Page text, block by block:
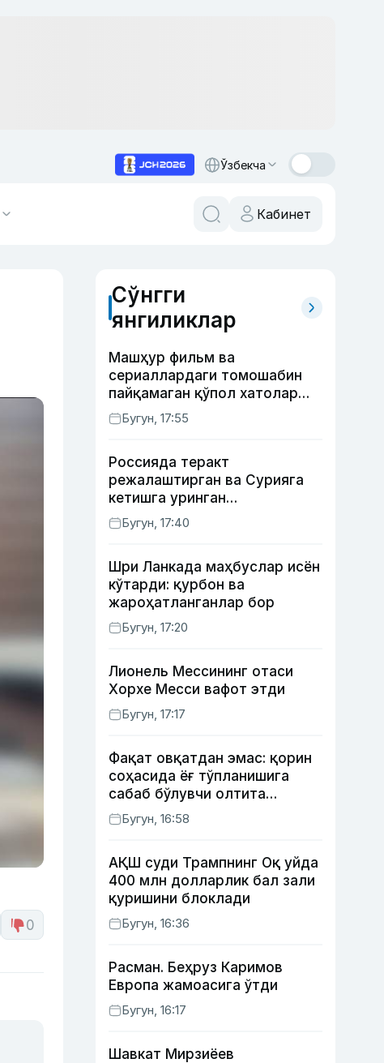
Ўзбекча
Кабинет
0
Сўнгги
янгиликлар
Машҳур фильм ва
сериаллардаги томошабин
пайқамаган қўпол хатолар
(фото)
Бугун, 17:55
Россияда теракт
режалаштирган ва Сурияга
кетишга уринган
сурхондарёлик 4 нафар йигит
қамалди
Бугун, 17:40
Шри Ланкада маҳбуслар исён
кўтарди: қурбон ва
жароҳатланганлар бор
Бугун, 17:20
Лионель Мессининг отаси
Хорхе Месси вафот этди
Бугун, 17:17
Фақат овқатдан эмас: қорин
соҳасида ёғ тўпланишига
сабаб бўлувчи олтита
зарарли одат
Бугун, 16:58
АҚШ суди Трампнинг Оқ уйда
400 млн долларлик бал зали
қуришини блоклади
Бугун, 16:36
Расман. Беҳруз Каримов
Европа жамоасига ўтди
Бугун, 16:17
Шавкат Мирзиёев